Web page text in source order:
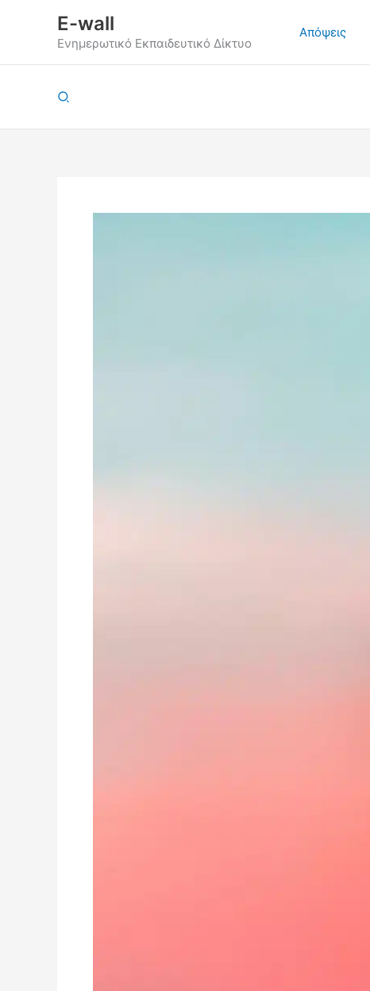
περιεχόμενο
E-wall
Ενημερωτικό Εκπαιδευτικό Δίκτυο
Απόψεις
Αναζήτηση